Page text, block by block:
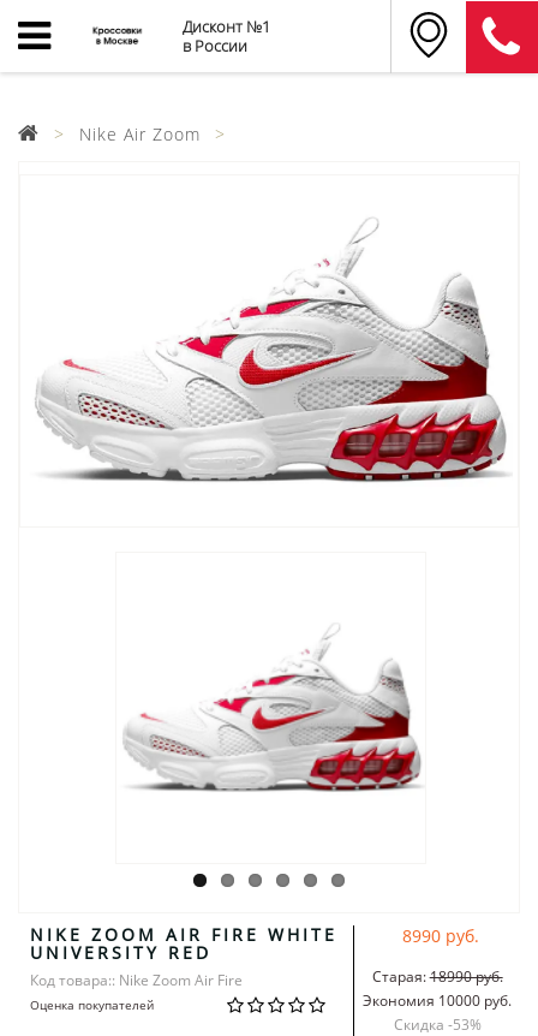
Дисконт №1
в России
Nike Air Zoom
NIKE ZOOM AIR FIRE WHITE
UNIVERSITY RED
Код товара:: Nike Zoom Air Fire
Оценка покупателей
8990 руб.
Старая:18990 руб.
Экономия 10000 руб.
Скидка -53%